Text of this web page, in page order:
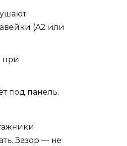
(A2 или
при
под панель.
Зазор — не